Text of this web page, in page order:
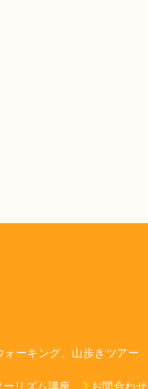
ォーキング、山歩きツアー
ーリズム講座 お問合わせ